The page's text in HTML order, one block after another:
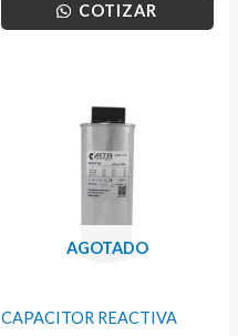
COTIZAR
AGOTADO
CAPACITOR REACTIVA